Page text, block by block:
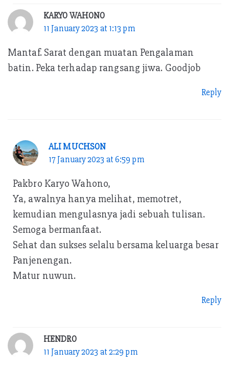
KARYO WAHONO
11 January 2023 at 1:13 pm
Mantaf. Sarat dengan muatan Pengalaman
batin. Peka terhadap rangsang jiwa. Goodjob
Reply
ALI MUCHSON
17 January 2023 at 6:59 pm
Pakbro Karyo Wahono,
Ya, awalnya hanya melihat, memotret,
kemudian mengulasnya jadi sebuah tulisan.
Semoga bermanfaat.
Sehat dan sukses selalu bersama keluarga besar
Panjenengan.
Matur nuwun.
Reply
HENDRO
11 January 2023 at 2:29 pm